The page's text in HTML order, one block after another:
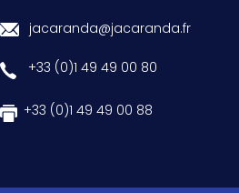
jacaranda@jacaranda.fr
+33 (0)1 49 49 00 80
+33 (0)1 49 49 00 88